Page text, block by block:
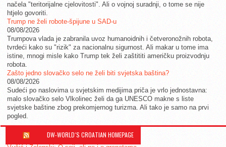
načela "teritorijalne cjelovitosti". Ali o vojnoj suradnji, o tome se nije
htjelo govoriti.
Trump ne želi robote-špijune u SAD-u
08/08/2026
Trumpova vlada je zabranila uvoz humanoidnih i četveronožnih robota,
tvrdeći kako su "rizik" za nacionalnu sigurnost. Ali makar u tome ima
istine, mnogi misle kako Trump tek želi zaštititi američku proizvodnju
robota.
Zašto jedno slovačko selo ne želi biti svjetska baština?
08/08/2026
Sudeći po naslovima u svjetskim medijima priča je vrlo jednostavna:
malo slovačko selo Vlkolinec želi da ga UNESCO makne s liste
svjetske baštine zbog prekomjernog turizma. Ali tako je samo na prvi
pogled.
DW-WORLD´S CROATIAN HOMEPAGE